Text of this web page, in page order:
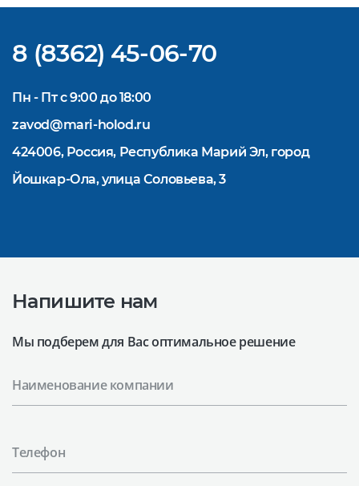
8 (8362) 45-06-70
Пн - Пт с 9:00 до 18:00
zavod@mari-holod.ru
424006, Россия, Республика Марий Эл, город
Йошкар-Ола, улица Соловьева, 3
Напишите нам
Мы подберем для Вас оптимальное решение
Наименование компании
Телефон